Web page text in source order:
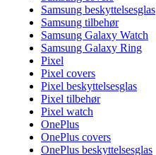
Samsung beskyttelsesglas
Samsung tilbehør
Samsung Galaxy Watch
Samsung Galaxy Ring
Pixel
Pixel covers
Pixel beskyttelsesglas
Pixel tilbehør
Pixel watch
OnePlus
OnePlus covers
OnePlus beskyttelsesglas